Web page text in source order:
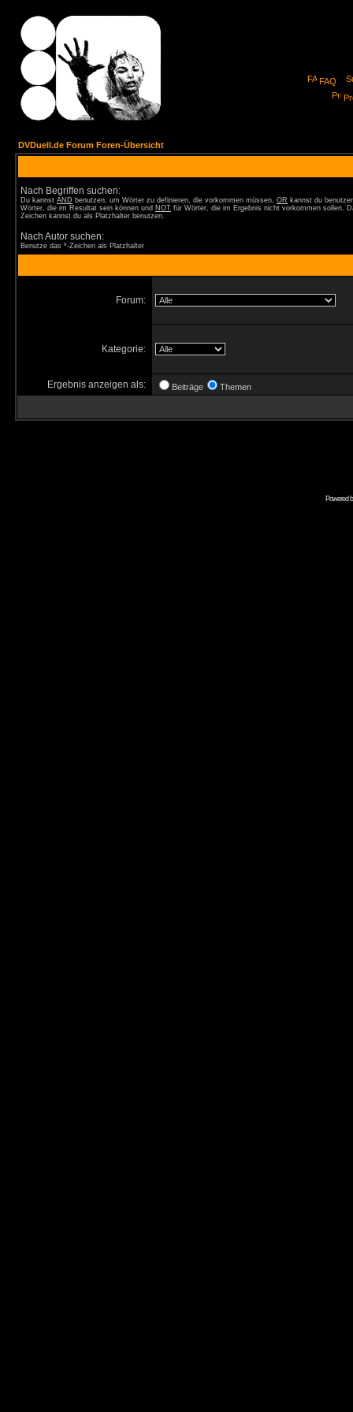
FAQ
DVDuell.de Forum Foren-Übersicht
Nach Begriffen suchen:
Du kannst AND benutzen, um Wörter zu definieren, die vorkommen müssen, OR kannst du
Wörter, die im Resultat sein können und NOT für Wörter, die im Ergebnis nicht vorkommen sollen.
Zeichen kannst du als Platzhalter benutzen.
Nach Autor suchen:
Benutze das *-Zeichen als Platzhalter
Forum:
Kategorie:
Ergebnis anzeigen als: Beiträge Themen
Powered